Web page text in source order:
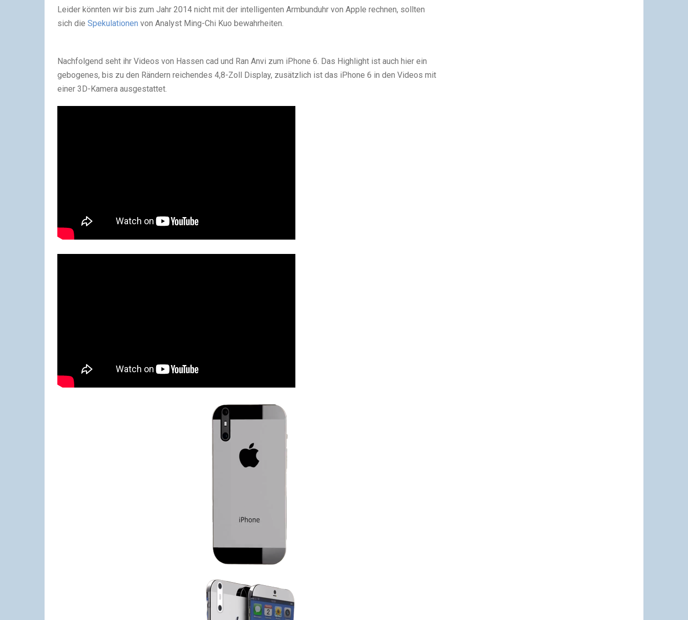
Leider könnten wir bis zum Jahr 2014 nicht mit der intelligenten Armbunduhr von Apple rechnen, sollten
sich die Spekulationen von Analyst Ming-Chi Kuo bewahrheiten.
Nachfolgend seht ihr Videos von Hassen cad und Ran Anvi zum iPhone 6. Das Highlight ist auch hier ein
gebogenes, bis zu den Rändern reichendes 4,8-Zoll Display, zusätzlich ist das iPhone 6 in den Videos mit
einer 3D-Kamera ausgestattet.